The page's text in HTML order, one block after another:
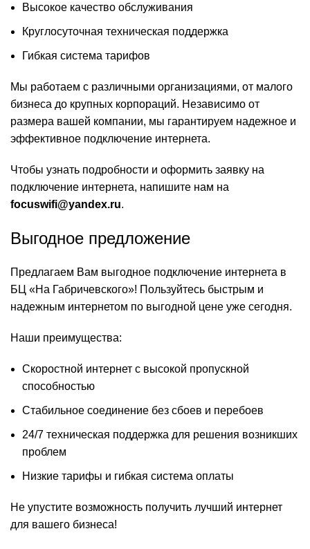
Высокое качество обслуживания
Круглосуточная техническая поддержка
Гибкая система тарифов
Мы работаем с различными организациями, от малого
бизнеса до крупных корпораций. Независимо от
размера вашей компании, мы гарантируем надежное и
эффективное подключение интернета.
Чтобы узнать подробности и оформить заявку на
подключение интернета, напишите нам на
focuswifi@yandex.ru.
Выгодное предложение
Предлагаем Вам выгодное подключение интернета в
БЦ «На Габричевского»! Пользуйтесь быстрым и
надежным интернетом по выгодной цене уже сегодня.
Наши преимущества:
Скоростной интернет с высокой пропускной
способностью
Стабильное соединение без сбоев и перебоев
24/7 техническая поддержка для решения возникших
проблем
Низкие тарифы и гибкая система оплаты
Не упустите возможность получить лучший интернет
для вашего бизнеса!